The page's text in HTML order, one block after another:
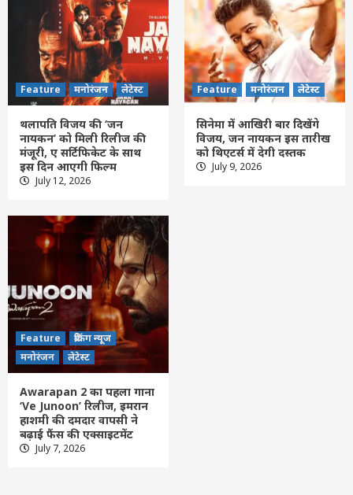
Feature मनोरंजन लेटेस्ट
थलापति विजय की ‘जन
नायकन’ को मिली रिलीज की
मंजूरी, ए सर्टिफिकेट के साथ
इस दिन आएगी फिल्म
July 12, 2026
Feature मनोरंजन लेटेस्ट
सिनेमा में आखिरी बार दिखेंगे
विजय, जन नायकन इस तारीख
को थिएटर्स में देगी दस्तक
July 9, 2026
Feature
ब्रेकिंग न्यूज
मनोरंजन
लेटेस्ट
Awarapan 2 का पहला गाना
‘Ve Junoon’ रिलीज, इमरान
हाशमी की दमदार वापसी ने
बढ़ाई फैंस की एक्साइटमेंट
July 7, 2026
Feature छत्तीसगढ़ लेटेस्ट
उप मुख्यमंत्री विजय शर्मा ने राष्ट्रपति भवन से आमंत्रण
मिलने पर रेणुका गोस्वामी को दी बधाई
6
Feature छत्तीसगढ़ रायपुर लेटेस्ट
विश्व स्तनपान सप्ताह के राज्य स्तरीय कार्यक्रम का
सफल आयोजन, छत्तीसगढ़ के प्रथम “मातृ दूध कोष
(Mother Milk Bank)” की घोषणा
Feature
1
Feature छत्तीसगढ़
रामलला दर्शन योजना: सीएम साय की रामलला
दर्शन योजना से बुजुर्गों, महिलाओं एवं आर्थिक रूप
से कमजोर परिवारों का वर्षों पुराना सपना हो रहा
साकार
2
Feature छत्तीसगढ़
बलौदाबाजार में बड़ा सड़क हादसा, गड्ढे में उछली
एम्बुलेंस, 6 लोग घायल
Feature